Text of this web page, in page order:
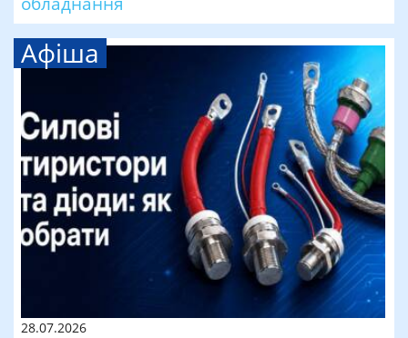
Афіша
28.07.2026